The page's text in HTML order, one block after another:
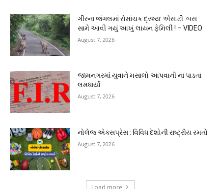
ગીરના જંગલમાં રોમાંચક દ્રશ્ય: એસ.ટી. બસ
સામે આવી ગયું આખું લાયન ફેમિલી ! – VIDEO
August 7, 2026
જામનગરમાં યુવાને મસાલો આપવાની ના પાડતા
લમધાર્યો
August 7, 2026
નોલેજ એક્સપ્રેસ : વિવિધ દેશોની રાષ્ટ્રીય રમતો
August 7, 2026
Load more